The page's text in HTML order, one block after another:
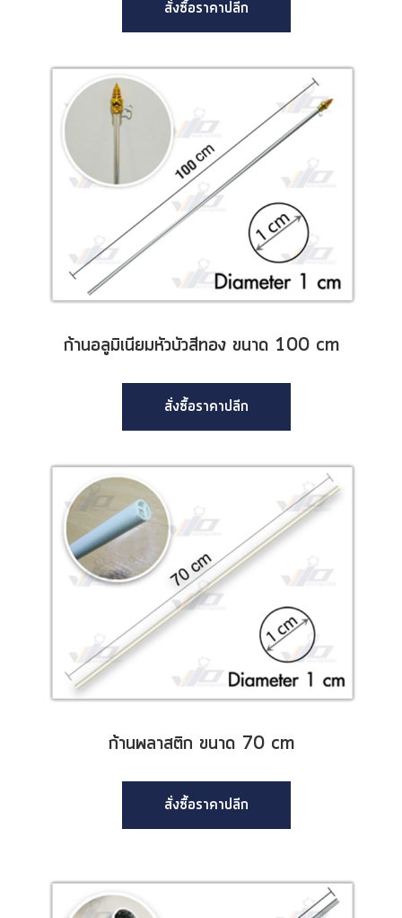
สั่งซื้อราคาปลีก
ก้านอลูมิเนียมหัวบัวสีทอง ขนาด 100 cm
สั่งซื้อราคาปลีก
ก้านพลาสติก ขนาด 70 cm
สั่งซื้อราคาปลีก